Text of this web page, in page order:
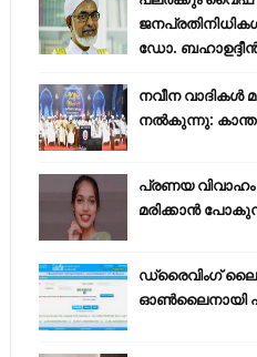
ഡോ.
നവീന വാദികൾ
നൽകുന്നു:
പ്രണയ വിവാഹം
മരിക്കാൻ
ഡ്രൈവിംഗ്
ഓൺലൈനായി